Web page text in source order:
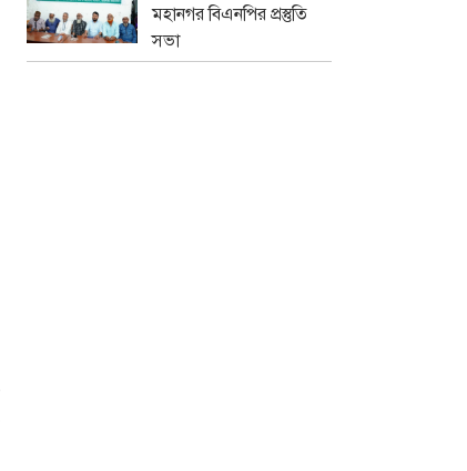
মহানগর বিএনপির প্রস্তুতি
সভা